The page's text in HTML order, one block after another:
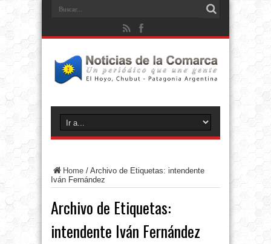
Home / Archivo de Etiquetas: intendente
Iván Fernández
Archivo de Etiquetas:
intendente Iván Fernández